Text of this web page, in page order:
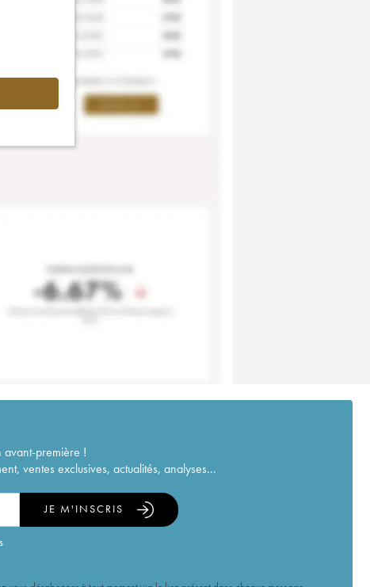
avant-première !
ventes exclusives, actualités, analyses...
JE M'INSCRIS